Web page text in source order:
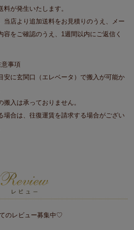
が発生いたします。
店より追加送料をお見積りのうえ、メー
容をご確認のうえ、1週間以内にご返信く
事項
に玄関口（エレベータ）で搬入が可能か
入は承っておりません。
合は、往復運賃を請求する場合がござい
のレビュー募集中♡